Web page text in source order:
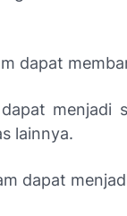
dapat
menjadi
lainnya.
dapat